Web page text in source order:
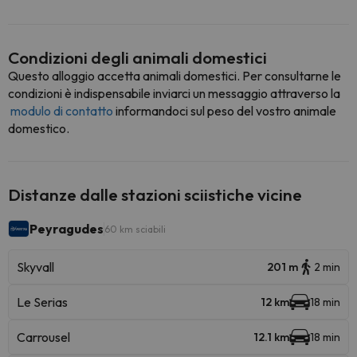
Condizioni degli animali domestici
Questo alloggio accetta animali domestici. Per consultarne le
condizioni è indispensabile inviarci un messaggio attraverso la
modulo di contatto informandoci sul peso del vostro animale
domestico.
Distanze dalle stazioni sciistiche vicine
Peyragudes 60 km sciabili
Skyvall 201 m 2 min
Le Serias 12 km 18 min
Carrousel 12.1 km 18 min